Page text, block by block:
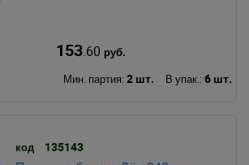
153.60 руб.
Мин. партия: 2 шт. В упак.: 6 шт.
код 135143